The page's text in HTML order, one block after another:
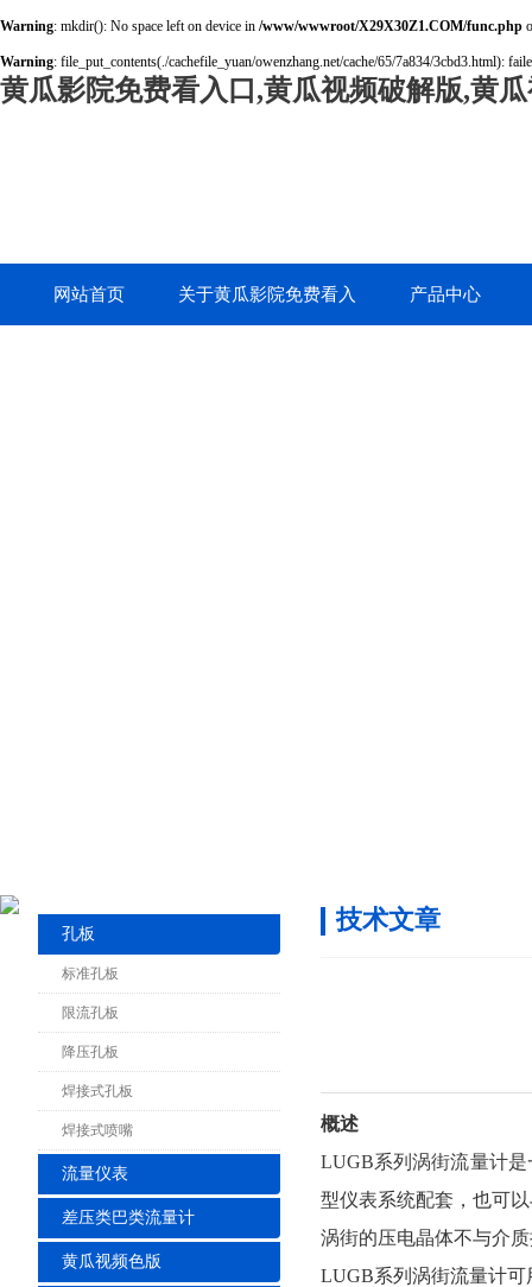
Warning: mkdir(): No space left on device in /www/wwwroot/X29X30Z1.COM/func.php
Warning: file_put_contents(./cachefile_yuan/owenzhang.net/cache/65/7a834/3cbd3.html):
黄瓜影院免费看入口,黄瓜视频破解版,黄
网站首页 关于黄瓜影院免费看入 产品中心
孔板
标准孔板
限流孔板
降压孔板
焊接式孔板
焊接式喷嘴
流量仪表
差压类巴类流量计
黄瓜视频色版
技术文章
概述
LUGB系列涡街流量计是
型仪表系统配套，也可
涡街的压电晶体不与介
LUGB系列涡街流量计